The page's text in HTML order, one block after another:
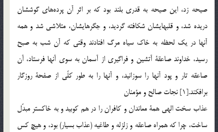
صيحه زد، اين صيحه به قدري بلند بود كه بر اثر آن پرده‎هاي گوششان
دريده شد، و قلبهايشان شكافته گرديد، و جگرهايشان، متلاشي شد و همه
آنها در يك لحظه به خاك سياه مرگ افتادند وقتي كه آن شب به صبح
رسيد، خداوند صاعقة آتشين و فراگيري از آسمان به سوي آنها فرستاد، آن
صاعقه تار و پود آنها را سوزانيد، و آنها را به طور كلّي از صفحة روزگار
برافكند.[1] نجات صالح و مؤمنان
عذاب سخت الهي همة معاندان و كافران را در هم كوبيد و به خاكستر مبدّل
ساخت، چرا كه همراه صاعقه و زلزله و طاغيه (عذاب بسيار) بود، و هيچ كس